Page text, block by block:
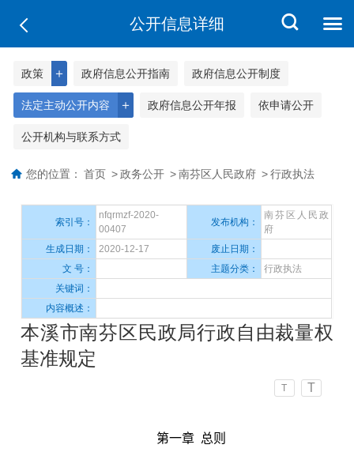
公开信息详细
＋
政策 政府信息公开指南 政府信息公开制度
＋
法定主动公开内容 政府信息公开年报 依申请公开
公开机构与联系方式
您的位置： 首页 > 政务公开 > 南芬区人民政府 > 行政执法
索引号：
nfqrmzf-2020-
00407
发布机构：
南芬区人民政
府
生成日期：
2020-12-17
废止日期：
文 号：
主题分类：
行政执法
关键词：
内容概述：
本溪市南芬区民政局行政自由裁量权
基准规定
T T
第一章 总则